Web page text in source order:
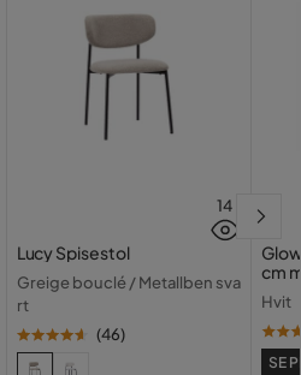
Grå/Sand
14
Lucy Spisestol
Greige bouclé / Metallben sva
rt
(46)
cm
med
Hvit
SE